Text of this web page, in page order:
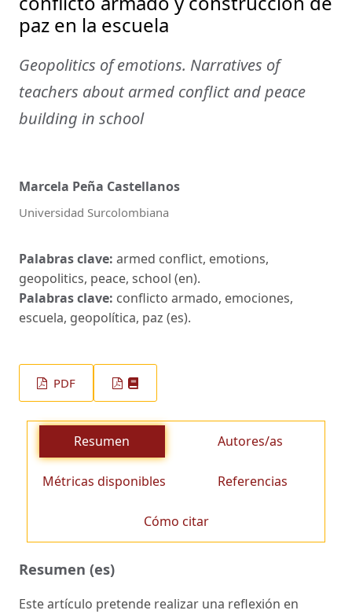
paz en la escuela
Geopolitics of emotions. Narratives of
teachers about armed conflict and peace
building in school
Marcela Peña Castellanos
Universidad Surcolombiana
Palabras clave: armed conflict, emotions,
geopolitics, peace, school (en).
Palabras clave: conflicto armado, emociones,
escuela, geopolítica, paz (es).
PDF
Resumen Autores/as
Métricas disponibles Referencias
Cómo citar
Resumen (es)
Este artículo pretende realizar una reflexión en